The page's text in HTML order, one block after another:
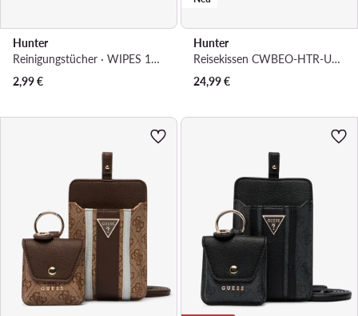
Hunter
Reinigungstücher · WIPES 15 PCS
2,99€
Hunter
Reisekissen CWBEO-HTR-U1F-001-SS26 Schwarz
24,99€